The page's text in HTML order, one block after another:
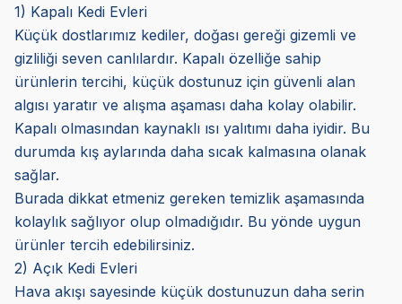
1) Kapalı Kedi Evleri
Küçük dostlarımız kediler, doğası gereği gizemli ve
gizliliği seven canlılardır. Kapalı özelliğe sahip
ürünlerin tercihi, küçük dostunuz için güvenli alan
algısı yaratır ve alışma aşaması daha kolay olabilir.
Kapalı olmasından kaynaklı ısı yalıtımı daha iyidir. Bu
durumda kış aylarında daha sıcak kalmasına olanak
sağlar.
Burada dikkat etmeniz gereken temizlik aşamasında
kolaylık sağlıyor olup olmadığıdır. Bu yönde uygun
ürünler tercih edebilirsiniz.
2) Açık Kedi Evleri
Hava akışı sayesinde küçük dostunuzun daha serin